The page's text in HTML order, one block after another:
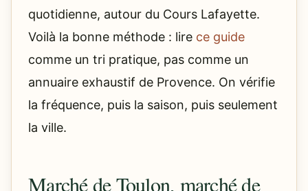
quotidienne, autour du Cours Lafayette.
Voilà la bonne méthode : lire ce guide
comme un tri pratique, pas comme un
annuaire exhaustif de Provence. On vérifie
la fréquence, puis la saison, puis seulement
la ville.
Marché de Toulon, marché de